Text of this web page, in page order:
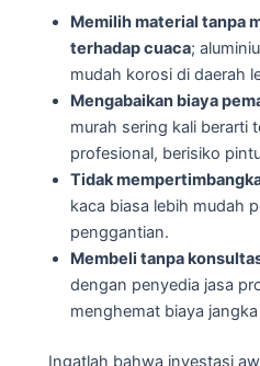
Memilih material tanpa
terhadap cuaca;
mudah korosi di daerah
Mengabaikan biaya
murah sering kali berarti
profesional, berisiko
Tidak
kaca biasa lebih mudah
penggantian.
Membeli tanpa
dengan penyedia jasa
menghemat biaya
Ingatlah bahwa investasi